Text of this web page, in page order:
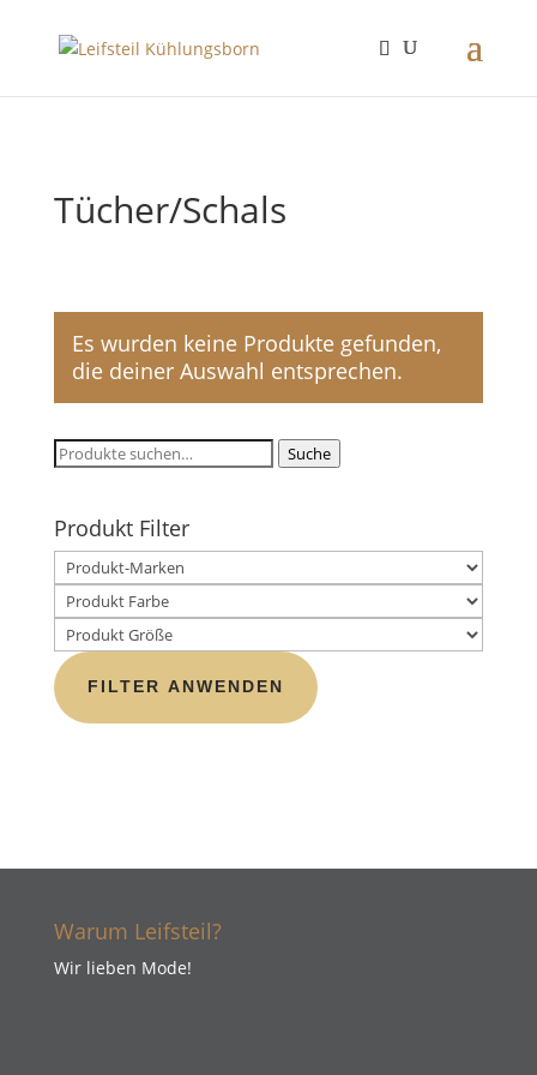
Tücher/Schals
Es wurden keine Produkte gefunden,
die deiner Auswahl entsprechen.
Suche
Suche
Produkt Filter
FILTER ANWENDEN
Warum Leifsteil?
Wir lieben Mode!